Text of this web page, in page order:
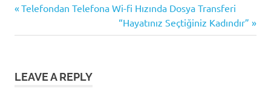
etkinliği
Yazı
gezinmesi
Previous
Telefondan Telefona Wi-fi Hızında Dosya Transferi
Next
Post:
“Hayatınız Seçtiğiniz Kadındır”
LEAVE A REPLY